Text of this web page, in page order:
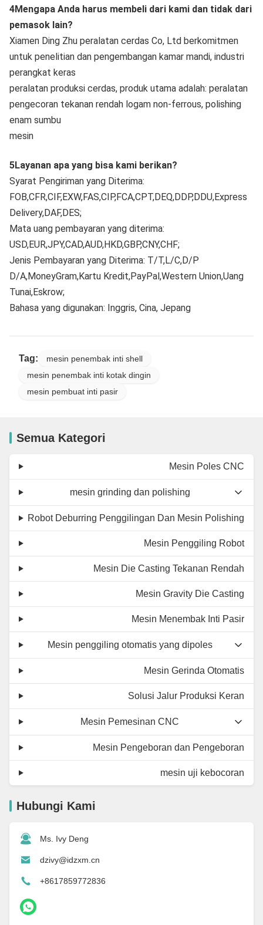
4Mengapa Anda harus membeli dari kami dan tidak dari
pemasok lain?
Xiamen Ding Zhu peralatan cerdas Co, Ltd berkomitmen
untuk penelitian dan pengembangan kamar mandi, industri
perangkat keras
peralatan produksi cerdas, produk utama adalah: peralatan
pengecoran tekanan rendah logam non-ferrous, polishing
enam sumbu
mesin
5Layanan apa yang bisa kami berikan?
Syarat Pengiriman yang Diterima:
FOB,CFR,CIF,EXW,FAS,CIP,FCA,CPT,DEQ,DDP,DDU,Express
Delivery,DAF,DES;
Mata uang pembayaran yang diterima:
USD,EUR,JPY,CAD,AUD,HKD,GBP,CNY,CHF;
Jenis Pembayaran yang Diterima: T/T,L/C,D/P
D/A,MoneyGram,Kartu Kredit,PayPal,Western Union,Uang
Tunai,Eskrow;
Bahasa yang digunakan: Inggris, Cina, Jepang
Tag:
mesin penembak inti shell
mesin penembak inti kotak dingin
mesin pembuat inti pasir
Semua Kategori
Mesin Poles CNC
mesin grinding dan polishing
Robot Deburring Penggilingan Dan Mesin Polishing
Mesin Penggiling Robot
Mesin Die Casting Tekanan Rendah
Mesin Gravity Die Casting
Mesin Menembak Inti Pasir
Mesin penggiling otomatis yang dipoles
Mesin Gerinda Otomatis
Solusi Jalur Produksi Keran
Mesin Pemesinan CNC
Mesin Pengeboran dan Pengeboran
mesin uji kebocoran
Hubungi Kami
Ms. Ivy Deng
dzivy@idzxm.cn
+8617859772836